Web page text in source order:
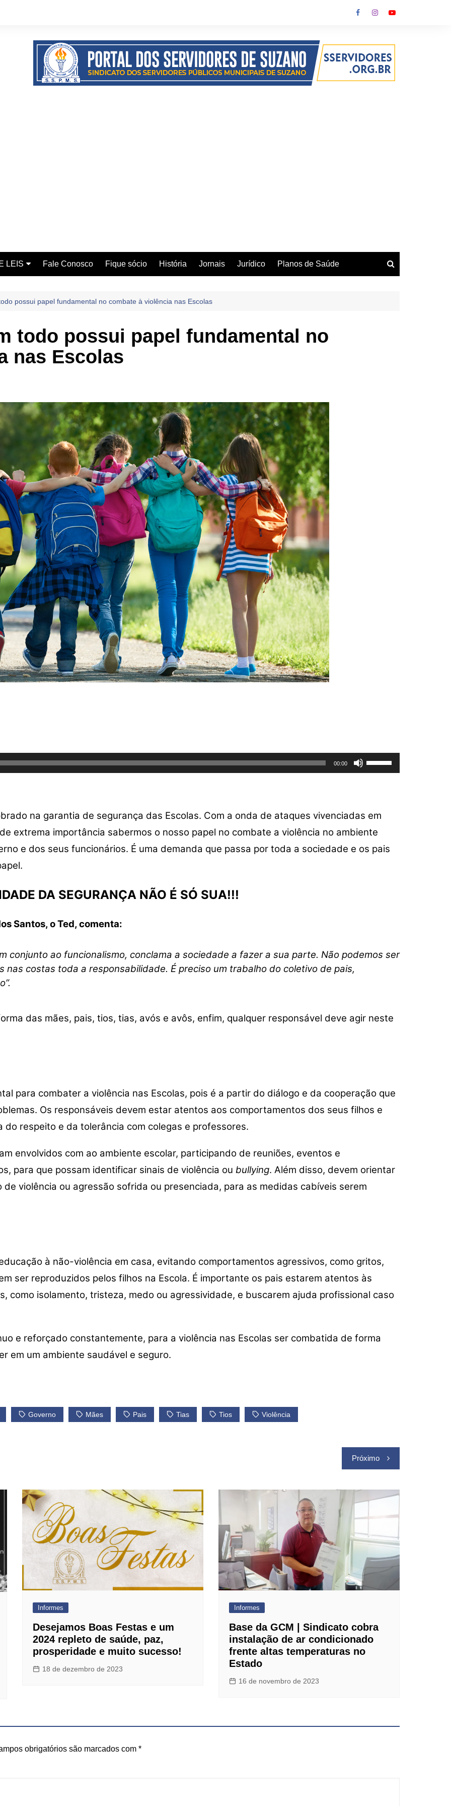
LEIS Fale Conosco Fique sócio História Jornais Jurídico Planos de Saúde
possui papel fundamental no combate à violência nas Escolas
todo possui papel fundamental no
nas Escolas
00:00
as
ou
para
baixo
na garantia de segurança das Escolas. Com a onda de ataques vivenciadas em
extrema importância sabermos o nosso papel no combate a violência no ambiente
e dos seus funcionários. É uma demanda que passa por toda a sociedade e os pais
DA SEGURANÇA NÃO É SÓ SUA!!!
Santos, o Ted, comenta:
conjunto ao funcionalismo, conclama a sociedade a fazer a sua parte. Não podemos ser
costas toda a responsabilidade. É preciso um trabalho do coletivo de pais,
das mães, pais, tios, tias, avós e avôs, enfim, qualquer responsável deve agir neste
para combater a violência nas Escolas, pois é a partir do diálogo e da cooperação que
Os responsáveis devem estar atentos aos comportamentos dos seus filhos e
respeito e da tolerância com colegas e professores.
envolvidos com ao ambiente escolar, participando de reuniões, eventos e
para que possam identificar sinais de violência ou bullying. Além disso, devem orientar
violência ou agressão sofrida ou presenciada, para as medidas cabíveis serem
à não-violência em casa, evitando comportamentos agressivos, como gritos,
ser reproduzidos pelos filhos na Escola. É importante os pais estarem atentos às
como isolamento, tristeza, medo ou agressividade, e buscarem ajuda profissional caso
e reforçado constantemente, para a violência nas Escolas ser combatida de forma
em um ambiente saudável e seguro.
Governo Mães Pais Tias Tios Violência
Próximo
Informes
Desejamos Boas Festas e um
2024 repleto de saúde, paz,
prosperidade e muito sucesso!
18 de dezembro de 2023
Informes
Base da GCM | Sindicato cobra
instalação de ar condicionado
frente altas temperaturas no
Estado
16 de novembro de 2023
obrigatórios são marcados com *